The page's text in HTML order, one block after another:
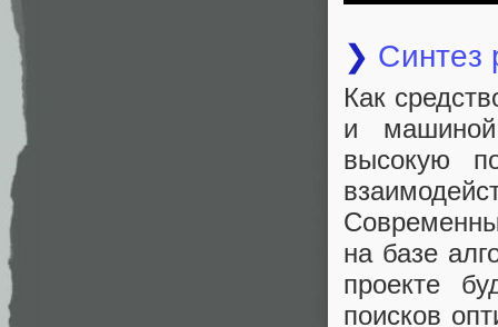
❯ Синтез
Как
и
высокую
на базе
проекте
поисков